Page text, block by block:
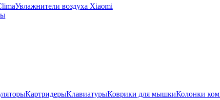
Увлажнители воздуха Xiaomi
КартридерыКлавиатурыКоврики для мышкиКолонки